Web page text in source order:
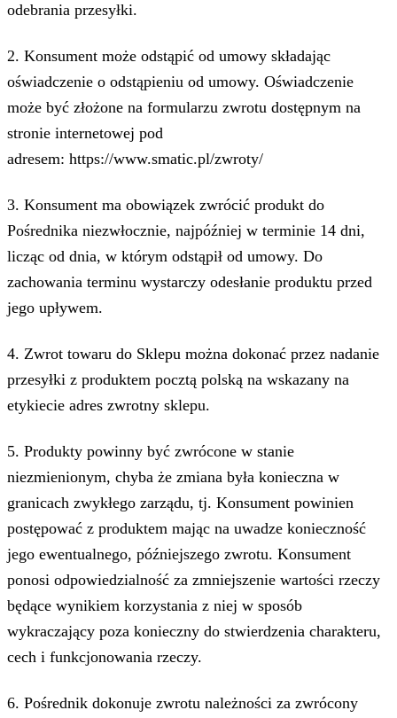
odebrania przesyłki.
2. Konsument może odstąpić od umowy składając
oświadczenie o odstąpieniu od umowy. Oświadczenie
może być złożone na formularzu zwrotu dostępnym na
stronie internetowej pod
adresem: https://www.smatic.pl/zwroty/
3. Konsument ma obowiązek zwrócić produkt do
Pośrednika niezwłocznie, najpóźniej w terminie 14 dni,
licząc od dnia, w którym odstąpił od umowy. Do
zachowania terminu wystarczy odesłanie produktu przed
jego upływem.
4. Zwrot towaru do Sklepu można dokonać przez nadanie
przesyłki z produktem pocztą polską na wskazany na
etykiecie adres zwrotny sklepu.
5. Produkty powinny być zwrócone w stanie
niezmienionym, chyba że zmiana była konieczna w
granicach zwykłego zarządu, tj. Konsument powinien
postępować z produktem mając na uwadze konieczność
jego ewentualnego, późniejszego zwrotu. Konsument
ponosi odpowiedzialność za zmniejszenie wartości rzeczy
będące wynikiem korzystania z niej w sposób
wykraczający poza konieczny do stwierdzenia charakteru,
cech i funkcjonowania rzeczy.
6. Pośrednik dokonuje zwrotu należności za zwrócony